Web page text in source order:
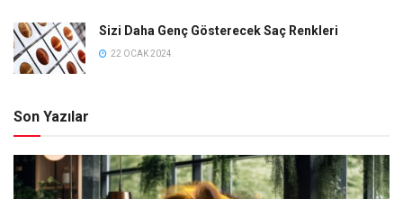
Sizi Daha Genç Gösterecek Saç Renkleri
22 OCAK 2024
Son Yazılar